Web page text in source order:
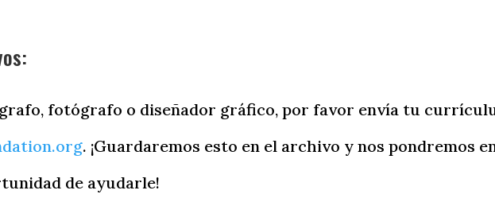
fotógrafo o diseñador gráfico, por favor envía tu
. ¡Guardaremos esto en el archivo y nos pondremos
de ayudarle!